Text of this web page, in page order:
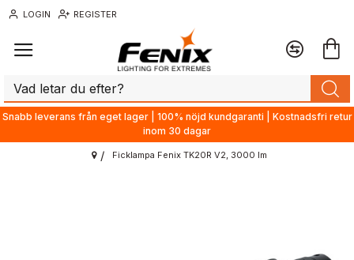
LOGIN REGISTER
Snabb leverans från eget lager | 100% nöjd kundgaranti | Kostnadsfri retur
inom 30 dagar
Ficklampa Fenix TK20R V2, 3000 lm